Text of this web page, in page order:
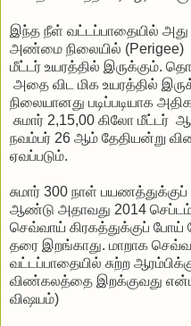
இந்த நீள் வட்டப்பாதையில் அது
அண்மை நிலையில் (Perigee)
மீட்டர் உயரத்தில் இருக்கும்.
அதை விட மிக உயரத்தில்
நிலையானது படிப்படியாக
சுமார் 2,15,00 கிலோ மீட்டர்
நவம்பர் 26 ஆம் தேதியன்று
ஏவப்படும்.
சுமார் 300 நாள்
ஆண்டு அதாவது 2014
செவ்வாய் கிரகத்துக்குப்
தரை இறங்காது. மாறாக
வட்டப்பாதையில் சுற்ற
விண்கலத்தை இறக்குவது
விஷயம்)